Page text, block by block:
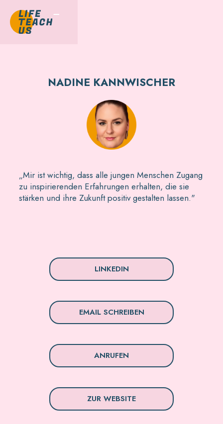
NADINE KANNWISCHER
„Mir ist wichtig, dass alle jungen Menschen Zugang
zu inspirierenden Erfahrungen erhalten, die sie
stärken und ihre Zukunft positiv gestalten lassen."
LINKEDIN
EMAIL SCHREIBEN
ANRUFEN
ZUR WEBSITE